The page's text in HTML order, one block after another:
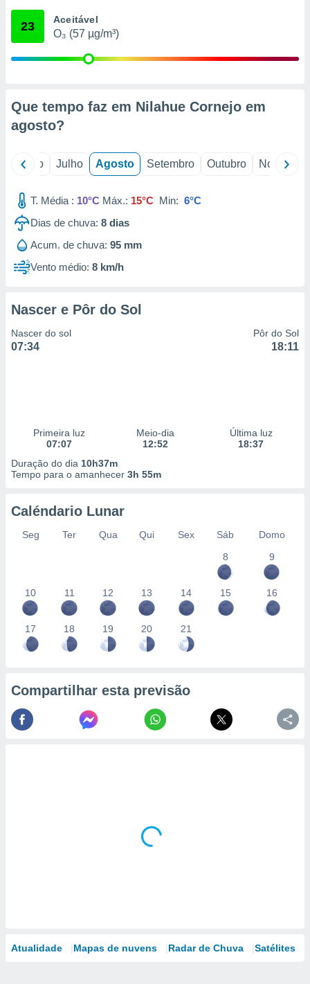
através
1199
23 Aceitável
O₃ (57 µg/m³)
Que tempo faz em Nilahue Cornejo em
agosto?
Junho Julho Agosto Setembro Outubro Novembro
T. Média : 10°C Máx.: 15°C Min: 6°C
Dias de chuva: 8 dias
Acum. de chuva: 95 mm
Vento médio: 8 km/h
Nascer e Pôr do Sol
Nascer do sol
07:34
Pôr do Sol
18:11
Primeira luz
07:07
Meio-dia
12:52
Última luz
18:37
Duração do dia 10h37m
Tempo para o amanhecer 3h 55m
Caléndario Lunar
Seg Ter Qua Qui Sex Sáb
Domo
8
9
10 11 12 13 14 15 16
17 18 19 20 21
Compartilhar esta previsão
Atualidade Mapas de nuvens Radar de Chuva Satélites